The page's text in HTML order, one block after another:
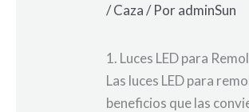
/Caza/ PoradminSun
1. Luces LED para
Las luces LED para
beneficios que las